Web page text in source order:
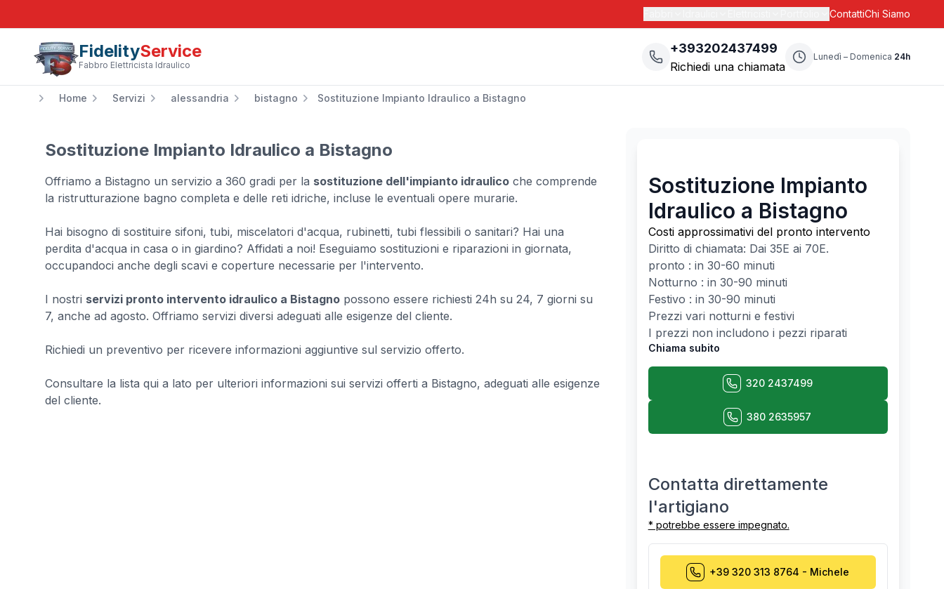
ContattiChi Siamo
FidelityService
Fabbro Elettricista Idraulico
+393202437499
Richiedi una chiamata
Lunedì – Domenica 24h
Home Servizi alessandria bistagno Sostituzione Impianto Idraulico a Bistagno
Sostituzione Impianto Idraulico a Bistagno
Offriamo a Bistagno un servizio a 360 gradi per la sostituzione dell'impianto idraulico che comprende
la ristrutturazione bagno completa e delle reti idriche, incluse le eventuali opere murarie.
Hai bisogno di sostituire sifoni, tubi, miscelatori d'acqua, rubinetti, tubi flessibili o sanitari? Hai una
perdita d'acqua in casa o in giardino? Affidati a noi! Eseguiamo sostituzioni e riparazioni in giornata,
occupandoci anche degli scavi e coperture necessarie per l'intervento.
I nostri servizi pronto intervento idraulico a Bistagno possono essere richiesti 24h su 24, 7 giorni su
7, anche ad agosto. Offriamo servizi diversi adeguati alle esigenze del cliente.
Richiedi un preventivo per ricevere informazioni aggiuntive sul servizio offerto.
Consultare la lista qui a lato per ulteriori informazioni sui servizi offerti a Bistagno, adeguati alle esigenze
del cliente.
Sostituzione Impianto
Idraulico a Bistagno
Costi approssimativi del pronto intervento
Diritto di chiamata: Dai 35E ai 70E.
pronto : in 30-60 minuti
Notturno : in 30-90 minuti
Festivo : in 30-90 minuti
Prezzi vari notturni e festivi
I prezzi non includono i pezzi riparati
Chiama subito
320 2437499
380 2635957
Contatta direttamente
l'artigiano
* potrebbe essere impegnato.
+39 320 313 8764 - Michele